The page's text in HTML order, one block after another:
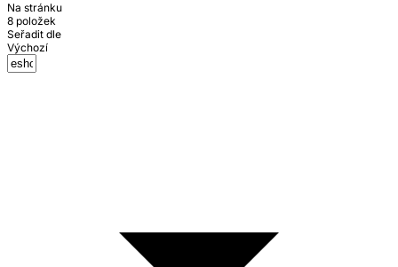
Na stránku
8 položek
Seřadit dle
Výchozí